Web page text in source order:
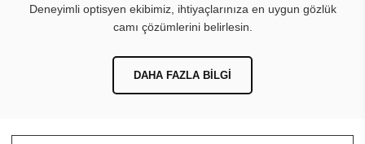
Deneyimli optisyen ekibimiz, ihtiyaçlarınıza en uygun gözlük
camı çözümlerini belirlesin.
DAHA FAZLA BILGI